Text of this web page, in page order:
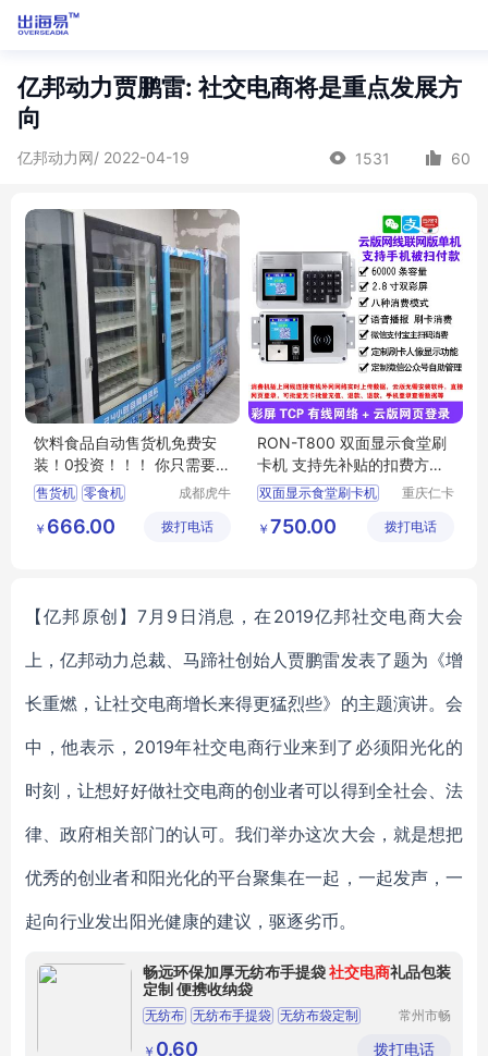
亿邦动力贾鹏雷: 社交电商将是重点发展方
向
亿邦动力网/ 2022-04-19 1531 60
饮料食品自动售货机免费安
装！0投资！！！ 你只需要提
供一平米场地即可，我负责
提供机器，安装机器，以及
补货和售后等服务，按利润
售货机 零食机
成都虎牛
公司
￥ 666.00 拨打电话
RON-T800 双面显示食堂刷
卡机 支持先补贴的扣费方式
数据本机查询
双面显示食堂刷卡机
支持先补贴的扣费方式
重庆仁卡
公司
￥ 750.00 拨打电话
【亿邦原创】7月9日消息，在2019亿邦社交电商大会
上，亿邦动力总裁、马蹄社创始人贾鹏雷发表了题为《增
长重燃，让社交电商增长来得更猛烈些》的主题演讲。会
中，他表示，2019年社交电商行业来到了必须阳光化的
时刻，让想好好做社交电商的创业者可以得到全社会、法
律、政府相关部门的认可。我们举办这次大会，就是想把
优秀的创业者和阳光化的平台聚集在一起，一起发声，一
起向行业发出阳光健康的建议，驱逐劣币。
畅远环保加厚无纺布手提袋社交电商礼品包装
定制 便携收纳袋
无纺布 无纺布手提袋 无纺布袋定制
无纺布袋
常州市畅
制品有限
￥ 0.60 拨打电话